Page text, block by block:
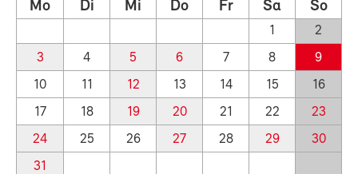
Mo Di Mi Do Fr Sa So
1
2
3
4 5 6 7 8
9
10
11 12 13 14 15
16
17
18 19 20 21 22
23
24
25 26 27 28 29
30
31